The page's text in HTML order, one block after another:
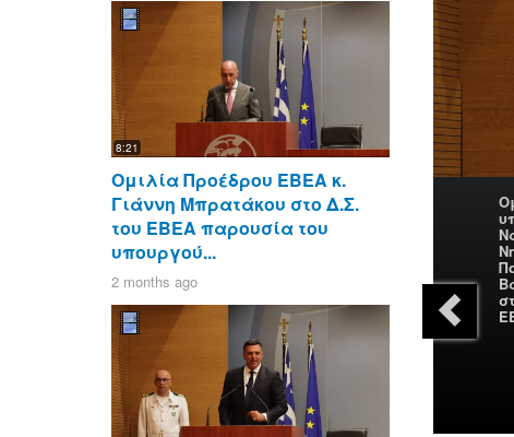
8:21
Ομιλία Προέδρου ΕΒΕΑ κ.
Γιάννη Μπρατάκου στο Δ.Σ.
του ΕΒΕΑ παρουσία του
υπουργού...
2 months ago